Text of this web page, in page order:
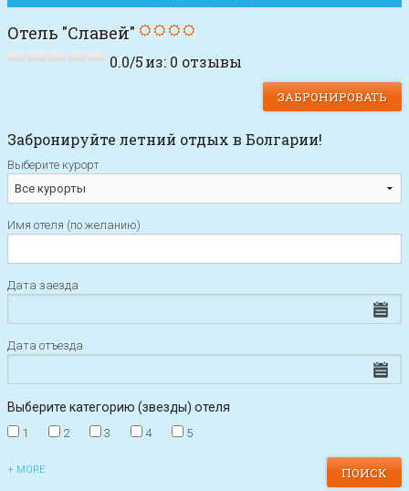
Отель "Славей"
0.0/5из:0 отзывы
ЗАБРОНИРОВАТЬ
Забронируйте летний отдых в Болгарии!
Выберите курорт
Имя отеля (по желанию)
Дата заезда
Дата отъезда
Выберите категорию (звезды) отеля
1 2 3 4 5
+ MORE